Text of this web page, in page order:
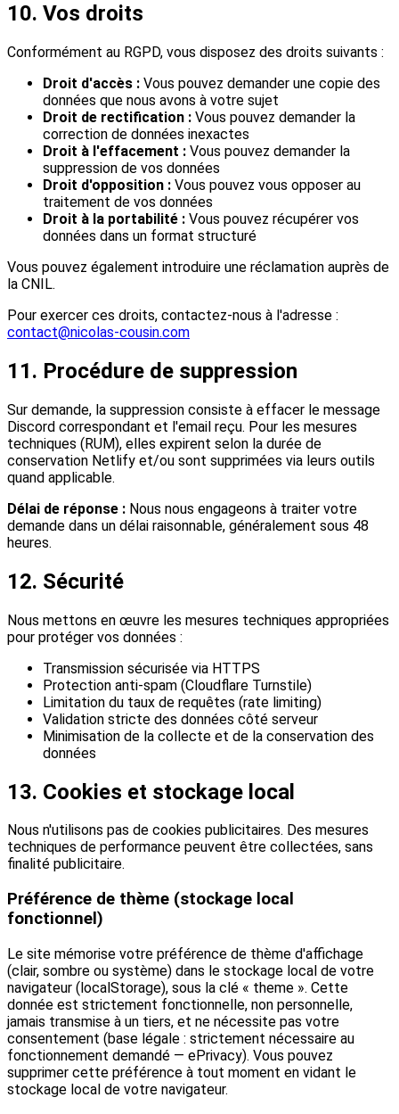
10. Vos droits
Conformément au RGPD, vous disposez des droits suivants :
Droit d'accès : Vous pouvez demander une copie des
données que nous avons à votre sujet
Droit de rectification : Vous pouvez demander la
correction de données inexactes
Droit à l'effacement : Vous pouvez demander la
suppression de vos données
Droit d'opposition : Vous pouvez vous opposer au
traitement de vos données
Droit à la portabilité : Vous pouvez récupérer vos
données dans un format structuré
Vous pouvez également introduire une réclamation auprès de
la CNIL.
Pour exercer ces droits, contactez-nous à l'adresse :
contact@nicolas-cousin.com
11. Procédure de suppression
Sur demande, la suppression consiste à effacer le message
Discord correspondant et l'email reçu. Pour les mesures
techniques (RUM), elles expirent selon la durée de
conservation Netlify et/ou sont supprimées via leurs outils
quand applicable.
Délai de réponse : Nous nous engageons à traiter votre
demande dans un délai raisonnable, généralement sous 48
heures.
12. Sécurité
Nous mettons en œuvre les mesures techniques appropriées
pour protéger vos données :
Transmission sécurisée via HTTPS
Protection anti-spam (Cloudflare Turnstile)
Limitation du taux de requêtes (rate limiting)
Validation stricte des données côté serveur
Minimisation de la collecte et de la conservation des
données
13. Cookies et stockage local
Nous n'utilisons pas de cookies publicitaires. Des mesures
techniques de performance peuvent être collectées, sans
finalité publicitaire.
Préférence de thème (stockage local
fonctionnel)
Le site mémorise votre préférence de thème d'affichage
(clair, sombre ou système) dans le stockage local de votre
navigateur (localStorage), sous la clé « theme ». Cette
donnée est strictement fonctionnelle, non personnelle,
jamais transmise à un tiers, et ne nécessite pas votre
consentement (base légale : strictement nécessaire au
fonctionnement demandé — ePrivacy). Vous pouvez
supprimer cette préférence à tout moment en vidant le
stockage local de votre navigateur.